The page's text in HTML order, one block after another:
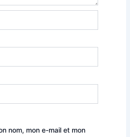
nom, mon e-mail et mon